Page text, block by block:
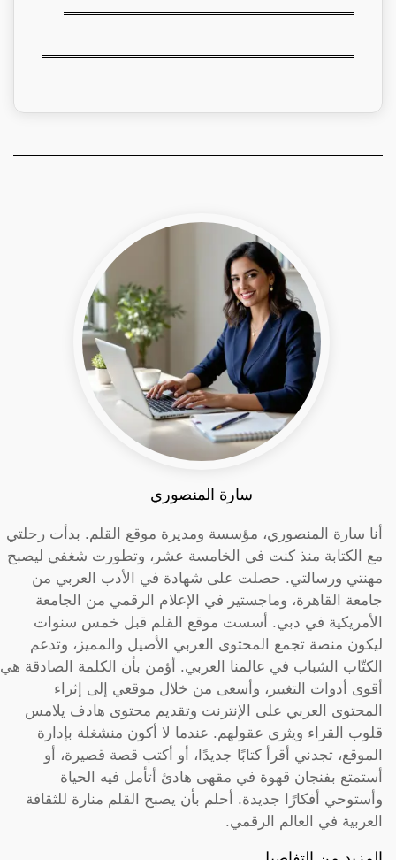
سارة المنصوري
أنا سارة المنصوري، مؤسسة ومديرة موقع القلم. بدأت رحلتي
مع الكتابة منذ كنت في الخامسة عشر، وتطورت شغفي ليصبح
مهنتي ورسالتي. حصلت على شهادة في الأدب العربي من
جامعة القاهرة، وماجستير في الإعلام الرقمي من الجامعة
الأمريكية في دبي. أسست موقع القلم قبل خمس سنوات
ليكون منصة تجمع المحتوى العربي الأصيل والمميز، وتدعم
الكتّاب الشباب في عالمنا العربي. أؤمن بأن الكلمة الصادقة هي
أقوى أدوات التغيير، وأسعى من خلال موقعي إلى إثراء
المحتوى العربي على الإنترنت وتقديم محتوى هادف يلامس
قلوب القراء ويثري عقولهم. عندما لا أكون منشغلة بإدارة
الموقع، تجدني أقرأ كتابًا جديدًا، أو أكتب قصة قصيرة، أو
أستمتع بفنجان قهوة في مقهى هادئ أتأمل فيه الحياة
وأستوحي أفكارًا جديدة. أحلم بأن يصبح القلم منارة للثقافة
العربية في العالم الرقمي.